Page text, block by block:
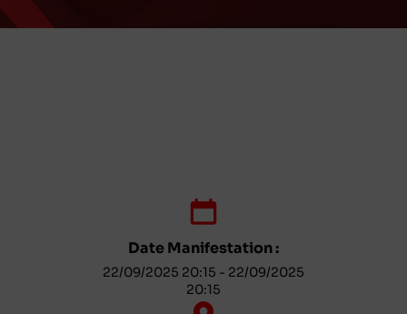
Date Manifestation :
22/09/2025 20:15 - 22/09/2025
20:15